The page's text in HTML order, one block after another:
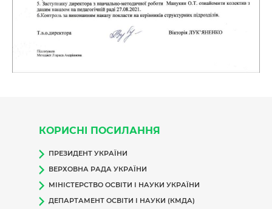
КОРИСНІ ПОСИЛАННЯ
ПРЕЗИДЕНТ УКРАЇНИ
ВЕРХОВНА РАДА УКРАЇНИ
МІНІСТЕРСТВО ОСВІТИ І НАУКИ УКРАЇНИ
ДЕПАРТАМЕНТ ОСВІТИ І НАУКИ (КМДА)